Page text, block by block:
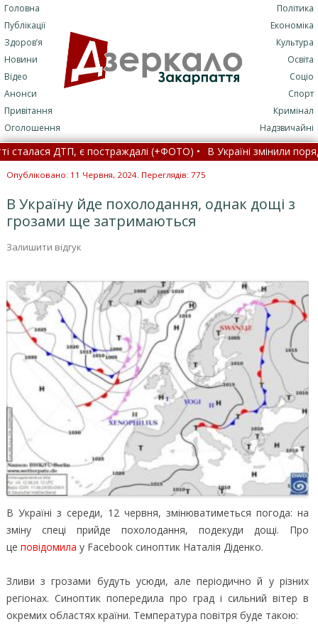
Головна
Публікації
Здоров’я
Новини
Відео
Анонси
Привітання
Оголошення
Політика
Економіка
Культура
Освіта
Соціо
Спорт
Кримінал
Надзвичайні
ДТП, є постраждалі (+ФОТО) • В Україні змінили порядок
причину затримки вступу України, – FT •
Опубліковано: 11 Червня, 2024. Переглядів: 775
В Україну йде похолодання, однак дощі з
грозами ще затримаються
Залишити відгук
В Україні з середи, 12 червня, змінюватиметься погода: на
зміну спеці прийде похолодання, подекуди дощі. Про
це повідомила у Facebook синоптик Наталія Діденко.
Зливи з грозами будуть усюди, але періодично й у різних
регіонах. Синоптик попередила про град і сильний вітер в
окремих областях країни. Температура повітря буде такою: